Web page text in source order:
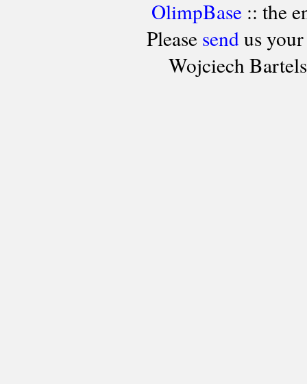
OlimpBase:: the
Please sendus your
Wojciech